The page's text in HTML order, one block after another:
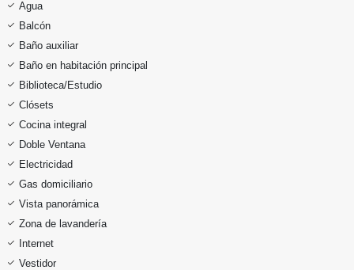
Agua
Balcón
Baño auxiliar
Baño en habitación principal
Biblioteca/Estudio
Clósets
Cocina integral
Doble Ventana
Electricidad
Gas domiciliario
Vista panorámica
Zona de lavandería
Internet
Vestidor